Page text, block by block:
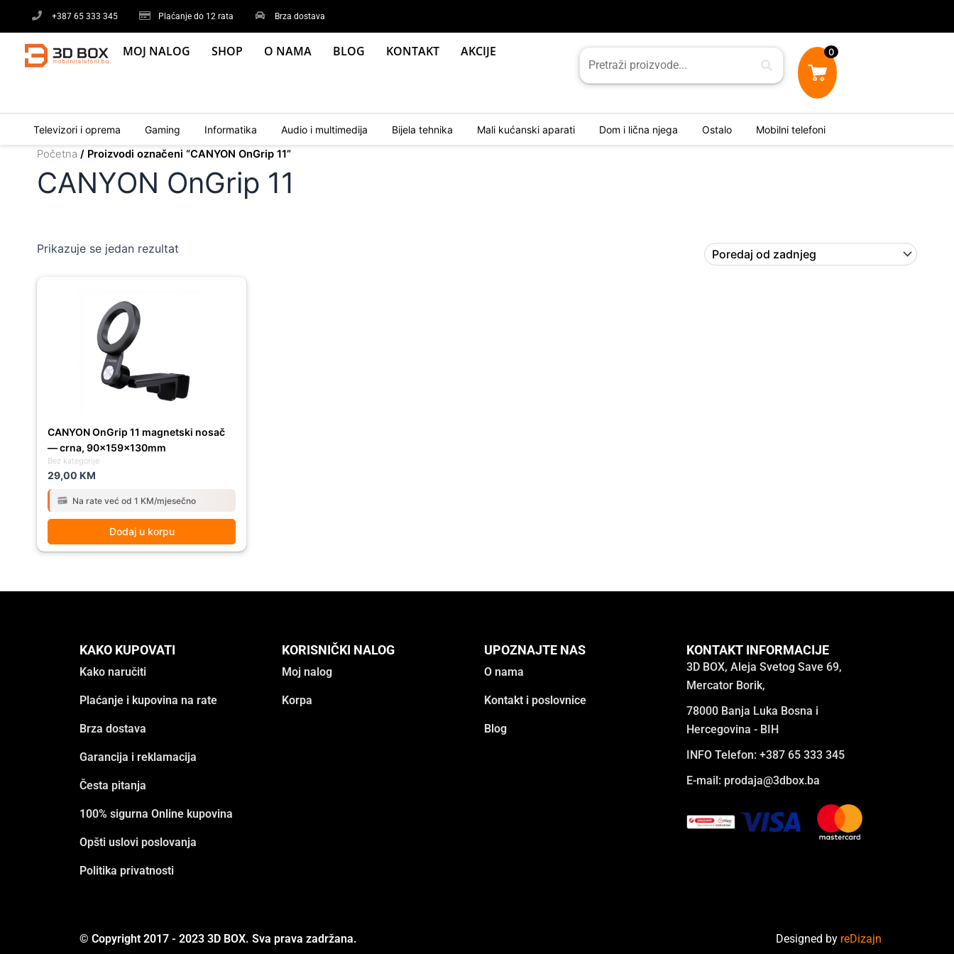
content
+387 65 333 345 Plaćanje do 12 rata Brza dostava
MOJ NALOG SHOP O NAMA BLOG KONTAKT AKCIJE 0
Televizori i oprema Gaming Informatika Audio i multimedija Bijela tehnika Mali kućanski aparati Dom i lična njega Ostalo Mobilni telefoni
Početna / Proizvodi označeni “CANYON OnGrip 11”
CANYON OnGrip 11
Prikazuje se jedan rezultat
Bez kategorije
CANYON OnGrip 11 magnetski nosač
— crna, 90×159×130mm
29,00 KM
Na rate već od 1 KM/mjesečno
Dodaj u korpu
KAKO KUPOVATI
Kako naručiti
Plaćanje i kupovina na rate
Brza dostava
Garancija i reklamacija
Česta pitanja
100% sigurna Online kupovina
Opšti uslovi poslovanja
Politika privatnosti
KORISNIČKI NALOG
Moj nalog
Korpa
UPOZNAJTE NAS
O nama
Kontakt i poslovnice
Blog
KONTAKT INFORMACIJE
3D BOX, Aleja Svetog Save 69,
Mercator Borik,
78000 Banja Luka Bosna i
Hercegovina - BIH
INFO Telefon: +387 65 333 345
E-mail: prodaja@3dbox.ba
© Copyright 2017 - 2023 3D BOX. Sva prava zadržana. Designed by reDizajn